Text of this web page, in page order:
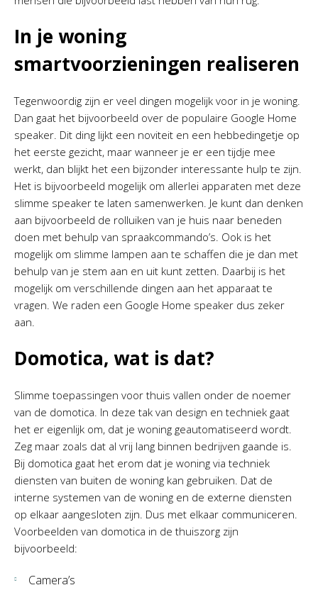
In je woning
smartvoorzieningen realiseren
Tegenwoordig zijn er veel dingen mogelijk voor in je woning.
Dan gaat het bijvoorbeeld over de populaire Google Home
speaker. Dit ding lijkt een noviteit en een hebbedingetje op
het eerste gezicht, maar wanneer je er een tijdje mee
werkt, dan blijkt het een bijzonder interessante hulp te zijn.
Het is bijvoorbeeld mogelijk om allerlei apparaten met deze
slimme speaker te laten samenwerken. Je kunt dan denken
aan bijvoorbeeld de rolluiken van je huis naar beneden
doen met behulp van spraakcommando’s. Ook is het
mogelijk om slimme lampen aan te schaffen die je dan met
behulp van je stem aan en uit kunt zetten. Daarbij is het
mogelijk om verschillende dingen aan het apparaat te
vragen. We raden een Google Home speaker dus zeker
aan.
Domotica, wat is dat?
Slimme toepassingen voor thuis vallen onder de noemer
van de domotica. In deze tak van design en techniek gaat
het er eigenlijk om, dat je woning geautomatiseerd wordt.
Zeg maar zoals dat al vrij lang binnen bedrijven gaande is.
Bij domotica gaat het erom dat je woning via techniek
diensten van buiten de woning kan gebruiken. Dat de
interne systemen van de woning en de externe diensten
op elkaar aangesloten zijn. Dus met elkaar communiceren.
Voorbeelden van domotica in de thuiszorg zijn
bijvoorbeeld:
Camera’s